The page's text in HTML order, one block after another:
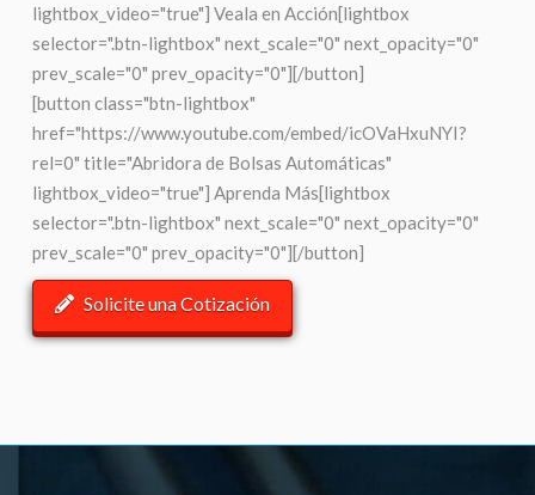
lightbox_video="true"] Veala en Acción[lightbox
selector=".btn-lightbox" next_scale="0" next_opacity="0"
prev_scale="0" prev_opacity="0"][/button]
[button class="btn-lightbox"
href="https://www.youtube.com/embed/icOVaHxuNYI?
rel=0" title="Abridora de Bolsas Automáticas"
lightbox_video="true"] Aprenda Más[lightbox
selector=".btn-lightbox" next_scale="0" next_opacity="0"
prev_scale="0" prev_opacity="0"][/button]
Solicite una Cotización